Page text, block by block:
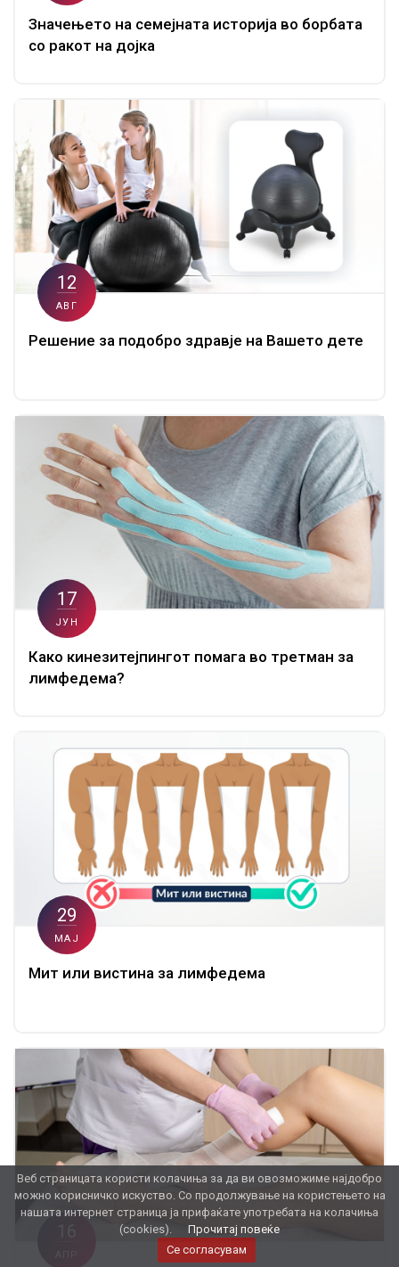
Значењето на семејната историја во борбата
со ракот на дојка
12
АВГ
Решение за подобро здравје на Вашето дете
17
ЈУН
Како кинезитејпингот помага во третман за
лимфедема?
29
МАЈ
Мит или вистина за лимфедема
Веб страницата користи колачиња за да ви овозможиме најдобро
можно корисничко искуство. Со продолжување на користењето на
нашата интернет страница ја прифаќате употребата на колачиња
(cookies).
Прочитај повеќе
Се согласувам